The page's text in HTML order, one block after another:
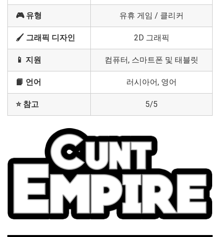
🎮 유형 유휴 게임 / 클리커
🖌️ 그래픽 디자인 2D 그래픽
📱 지원 컴퓨터, 스마트폰 및 태블릿
📙 언어 러시아어, 영어
⭐ 참고 5/5